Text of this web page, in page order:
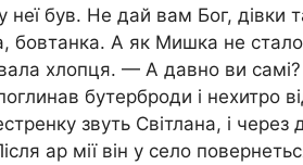
неї був. Не дай вам Бог, дівки
бовтанка. А як Мишка не
хлопця. — А давно ви
бутерброди і нехитро
звуть Світлана, і через
аp мії він у село